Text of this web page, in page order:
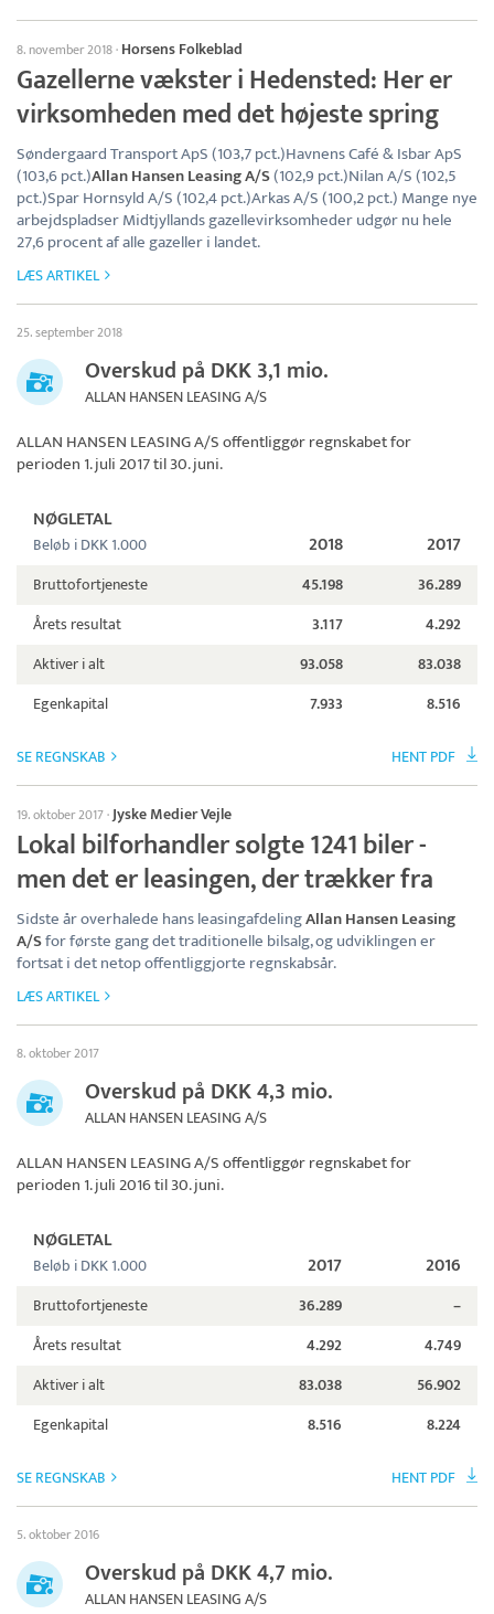
8. november 2018· Horsens Folkeblad
Gazellerne vækster i Hedensted: Her er
virksomheden med det højeste spring
Søndergaard Transport ApS (103,7 pct.)Havnens Café & Isbar ApS
(103,6 pct.)Allan Hansen Leasing A/S(102,9 pct.)Nilan A/S (102,5
pct.)Spar Hornsyld A/S (102,4 pct.)Arkas A/S (100,2 pct.) Mange nye
arbejdspladser Midtjyllands gazellevirksomheder udgør nu hele
27,6 procent af alle gazeller i landet.
LÆS ARTIKEL
25. september 2018
Overskud på DKK 3,1 mio.
ALLAN HANSEN LEASING A/S
ALLAN HANSEN LEASING A/Soffentliggør regnskabet for
perioden 1. juli 2017 til 30. juni.
NØGLETAL
Beløb i DKK 1.000 2018 2017
Bruttofortjeneste 45.198
36.289
Årets resultat
3.117
4.292
Aktiver i alt
93.058
83.038
Egenkapital
7.933 8.516
SE REGNSKAB HENT PDF
19. oktober 2017·Jyske Medier Vejle
Lokal bilforhandler solgte 1241 biler -
men det er leasingen, der trækker fra
Sidste år overhalede hans leasingafdelingAllan Hansen Leasing
A/Sfor første gang det traditionelle bilsalg, og udviklingen er
fortsat i det netop offentliggjorte regnskabsår.
LÆS ARTIKEL
8. oktober 2017
Overskud på DKK 4,3 mio.
ALLAN HANSEN LEASING A/S
ALLAN HANSEN LEASING A/Soffentliggør regnskabet for
perioden 1. juli 2016 til 30. juni.
NØGLETAL
Beløb i DKK 1.000 2017 2016
Bruttofortjeneste 36.289
–
Årets resultat
4.292
4.749
Aktiver i alt
83.038
56.902
Egenkapital
8.516 8.224
SE REGNSKAB HENT PDF
5. oktober 2016
Overskud på DKK 4,7 mio.
ALLAN HANSEN LEASING A/S